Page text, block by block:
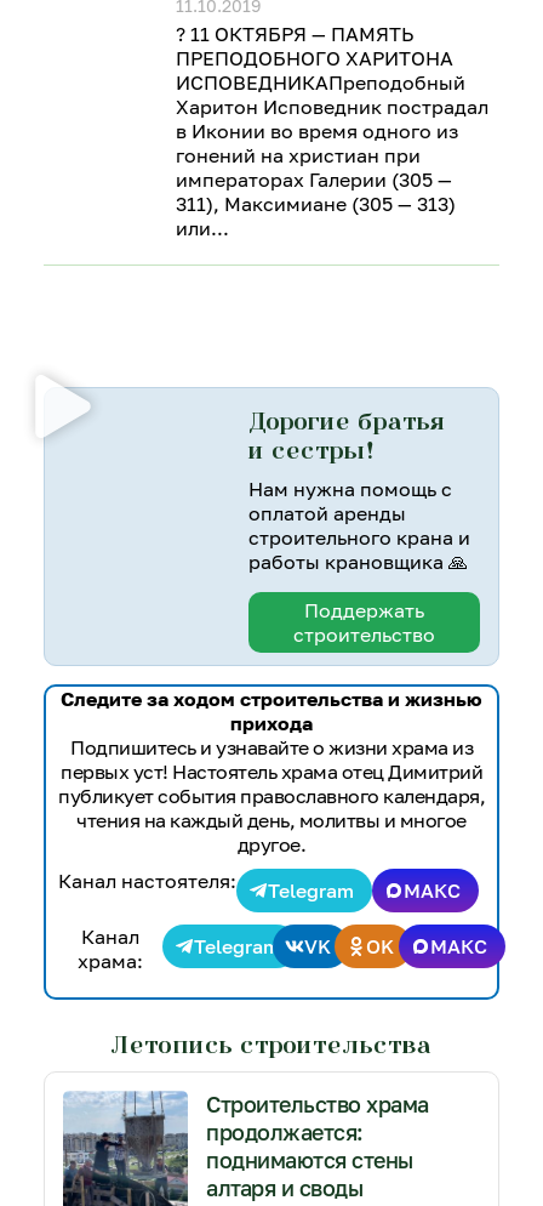
11.10.2019
? 11 ОКТЯБРЯ — ПАМЯТЬ
ПРЕПОДОБНОГО ХАРИТОНА
ИСПОВЕДНИКАПреподобный
Харитон Исповедник пострадал
в Иконии во время одного из
гонений на христиан при
императорах Галерии (305 —
311), Максимиане (305 — 313)
или
Дорогие братья
и сестры!
Нам нужна помощь с
оплатой аренды
строительного крана и
работы крановщика 🙏
Поддержать
строительство
Следите за ходом строительства и жизнью
прихода
Подпишитесь и узнавайте о жизни храма из
первых уст! Настоятель храма отец Димитрий
публикует события православного календаря,
чтения на каждый день, молитвы и многое
другое.
Канал настоятеля:
Telegram
МАКС
Канал
храма:
Telegram VK OK МАКС
Летопись строительства
Строительство храма
продолжается:
поднимаются стены
алтаря и своды